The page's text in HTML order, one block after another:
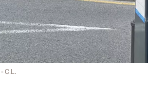
C.L.